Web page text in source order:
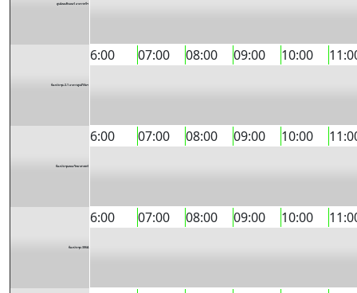
ศูนย์คอมพิวเตอร์ อาคารทวีฯ
ห้องประชุม 2-1 อาคารศูนย์วิจัยฯ
6:00 07:00 08:00 09:00 10:00
ห้องประชุมคณะวิทยาศาสตร์
6:00 07:00 08:00 09:00 10:00
ห้องประชุม 306A
6:00 07:00 08:00 09:00 10:00